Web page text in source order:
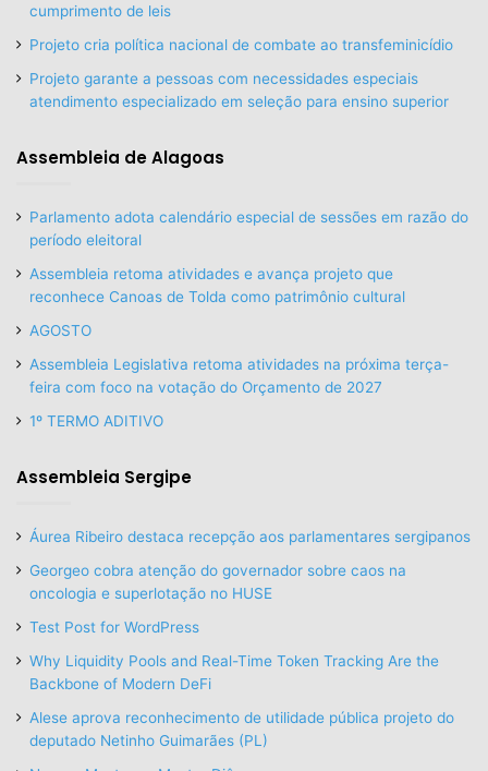
cumprimento de leis
Projeto cria política nacional de combate ao transfeminicídio
Projeto garante a pessoas com necessidades especiais
atendimento especializado em seleção para ensino superior
Assembleia de Alagoas
Parlamento adota calendário especial de sessões em razão do
período eleitoral
Assembleia retoma atividades e avança projeto que
reconhece Canoas de Tolda como patrimônio cultural
AGOSTO
Assembleia Legislativa retoma atividades na próxima terça-
feira com foco na votação do Orçamento de 2027
1º TERMO ADITIVO
Assembleia Sergipe
Áurea Ribeiro destaca recepção aos parlamentares sergipanos
Georgeo cobra atenção do governador sobre caos na
oncologia e superlotação no HUSE
Test Post for WordPress
Why Liquidity Pools and Real-Time Token Tracking Are the
Backbone of Modern DeFi
Alese aprova reconhecimento de utilidade pública projeto do
deputado Netinho Guimarães (PL)